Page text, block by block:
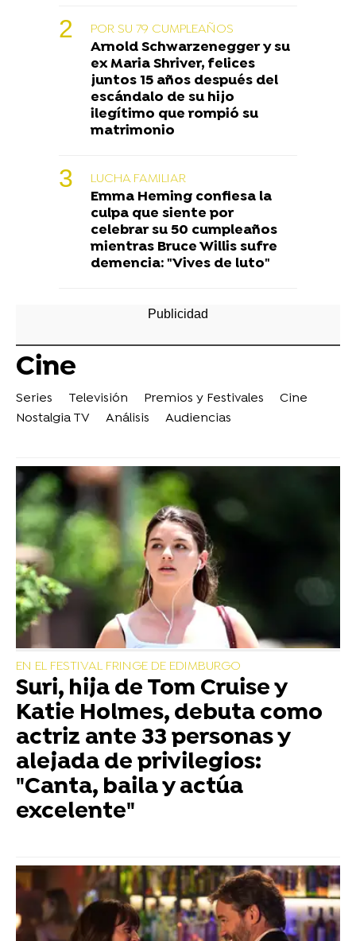
POR SU 79 CUMPLEAÑOS
Arnold Schwarzenegger y su
ex Maria Shriver, felices
juntos 15 años después del
escándalo de su hijo
ilegítimo que rompió su
matrimonio
LUCHA FAMILIAR
Emma Heming confiesa la
culpa que siente por
celebrar su 50 cumpleaños
mientras Bruce Willis sufre
demencia: "Vives de luto"
Cine
Series Televisión Premios y Festivales
Cine
Nostalgia TV
Análisis Audiencias
EN EL FESTIVAL FRINGE DE EDIMBURGO
Suri, hija de Tom Cruise y
Katie Holmes, debuta como
actriz ante 33 personas y
alejada de privilegios:
"Canta, baila y actúa
excelente"